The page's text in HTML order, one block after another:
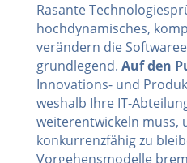
Rasante
hochdynamisches,
verändern die
grundlegend. Auf den
Innovations- und
weshalb Ihre IT-
weiterentwickeln muss,
konkurrenzfähig zu
Vorgehensmodelle